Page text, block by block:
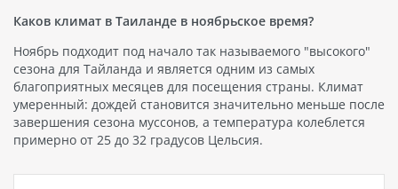
Каков климат в Таиланде в ноябрьское время?
Ноябрь подходит под начало так называемого "высокого"
сезона для Тайланда и является одним из самых
благоприятных месяцев для посещения страны. Климат
умеренный: дождей становится значительно меньше после
завершения сезона муссонов, а температура колеблется
примерно от 25 до 32 градусов Цельсия.